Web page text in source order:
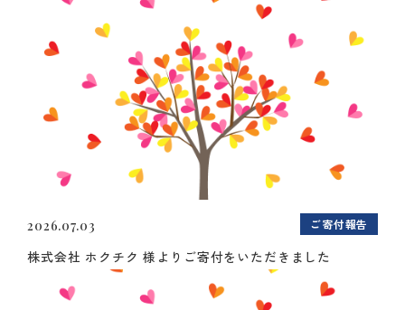
2026.07.03 ご寄付報告
株式会社 ホクチク 様よりご寄付をいただきました